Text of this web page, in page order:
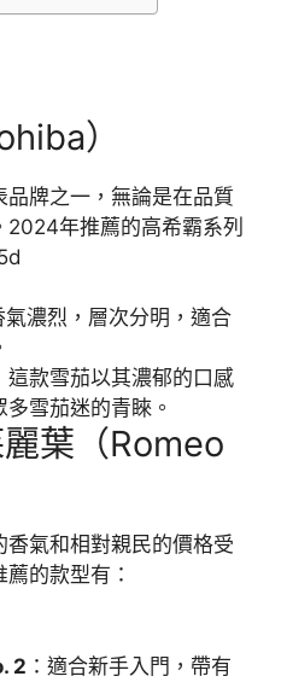
）
牌之一，無論是在品質
年推薦的高希霸系列
氣濃烈，層次分明，適合
這款雪茄以其濃郁的口感
雪茄迷的青睞。
葉（Romeo
氣和相對親民的價格受
的款型有：
2 ：適合新手入門，帶有